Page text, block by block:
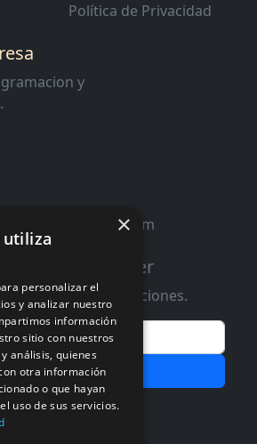
Política de Privacidad
y
Newsletter
de ofertas y promociones.
Subscribir
dePrivacidad
×
utiliza
personalizar el
y analizar nuestro
información
sitio con nuestros
análisis, quienes
otra información
o que hayan
uso de sus servicios.